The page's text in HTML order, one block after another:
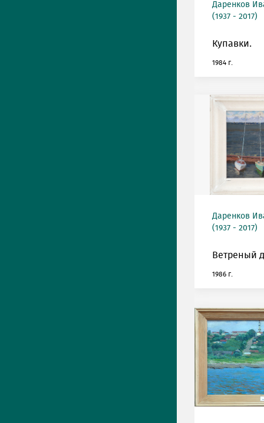
Даренков
(1937 - 2017)
Купавки.
1984 г.
Даренков
(1937 - 2017)
Ветреный
1986 г.